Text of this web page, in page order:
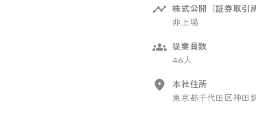
株式公開（証券取引所
非上場
従業員数
46人
本社住所
東京都千代田区神田